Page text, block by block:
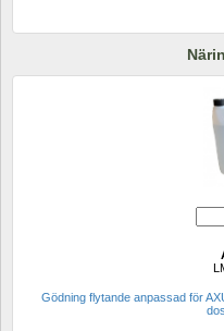
Gödning flytande anpassad för